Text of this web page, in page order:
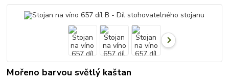
Mořeno barvou světlý kaštan